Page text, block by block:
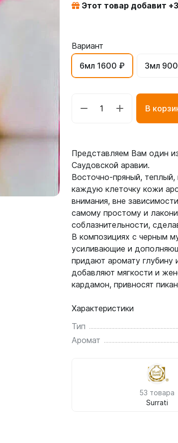
Этот товар добавит +
Вариант
6мл 1600 ₽
3мл
В
Представляем Вам один
Саудовской аравии.
Восточно-пряный,
каждую клеточку кожи
внимания, вне
самому простому и
соблазнительности,
В композициях с черным
усиливающие и
придают аромату глубину
добавляют мягкости и
кардамон, привносят
Характеристики
Тип
Аромат
53 товара
Surrati